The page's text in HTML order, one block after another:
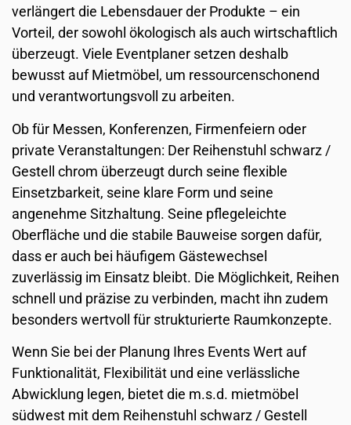
verlängert die Lebensdauer der Produkte – ein
Vorteil, der sowohl ökologisch als auch wirtschaftlich
überzeugt. Viele Eventplaner setzen deshalb
bewusst auf Mietmöbel, um ressourcenschonend
und verantwortungsvoll zu arbeiten.
Ob für Messen, Konferenzen, Firmenfeiern oder
private Veranstaltungen: Der Reihenstuhl schwarz /
Gestell chrom überzeugt durch seine flexible
Einsetzbarkeit, seine klare Form und seine
angenehme Sitzhaltung. Seine pflegeleichte
Oberfläche und die stabile Bauweise sorgen dafür,
dass er auch bei häufigem Gästewechsel
zuverlässig im Einsatz bleibt. Die Möglichkeit, Reihen
schnell und präzise zu verbinden, macht ihn zudem
besonders wertvoll für strukturierte Raumkonzepte.
Wenn Sie bei der Planung Ihres Events Wert auf
Funktionalität, Flexibilität und eine verlässliche
Abwicklung legen, bietet die m.s.d. mietmöbel
südwest mit dem Reihenstuhl schwarz / Gestell